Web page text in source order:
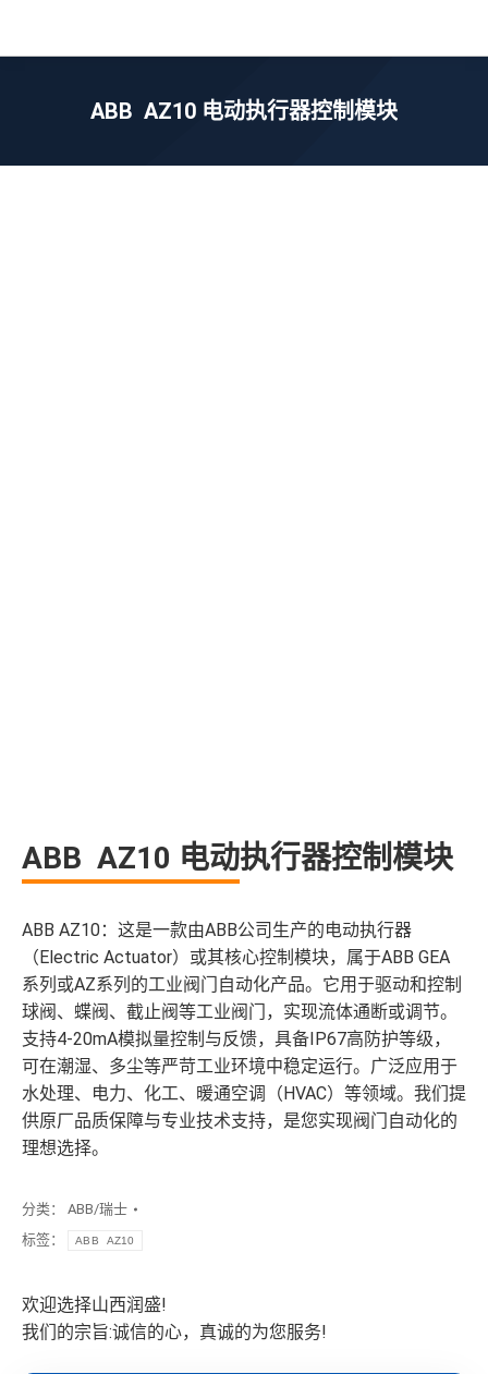
ABB AZ10 电动执行器控制模块
ABB AZ10 电动执行器控制模块
ABB AZ10：这是一款由ABB公司生产的电动执行器
（Electric Actuator）或其核心控制模块，属于ABB GEA
系列或AZ系列的工业阀门自动化产品。它用于驱动和控制
球阀、蝶阀、截止阀等工业阀门，实现流体通断或调节。
支持4-20mA模拟量控制与反馈，具备IP67高防护等级，
可在潮湿、多尘等严苛工业环境中稳定运行。广泛应用于
水处理、电力、化工、暖通空调（HVAC）等领域。我们提
供原厂品质保障与专业技术支持，是您实现阀门自动化的
理想选择。
分类： ABB/瑞士
标签：
ABB AZ10
欢迎选择山西润盛!
我们的宗旨:诚信的心，真诚的为您服务!